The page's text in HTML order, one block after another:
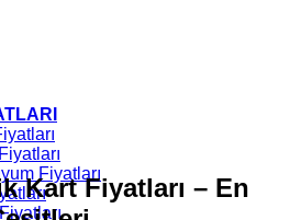
Fiyatları
Kart Fiyatları – En